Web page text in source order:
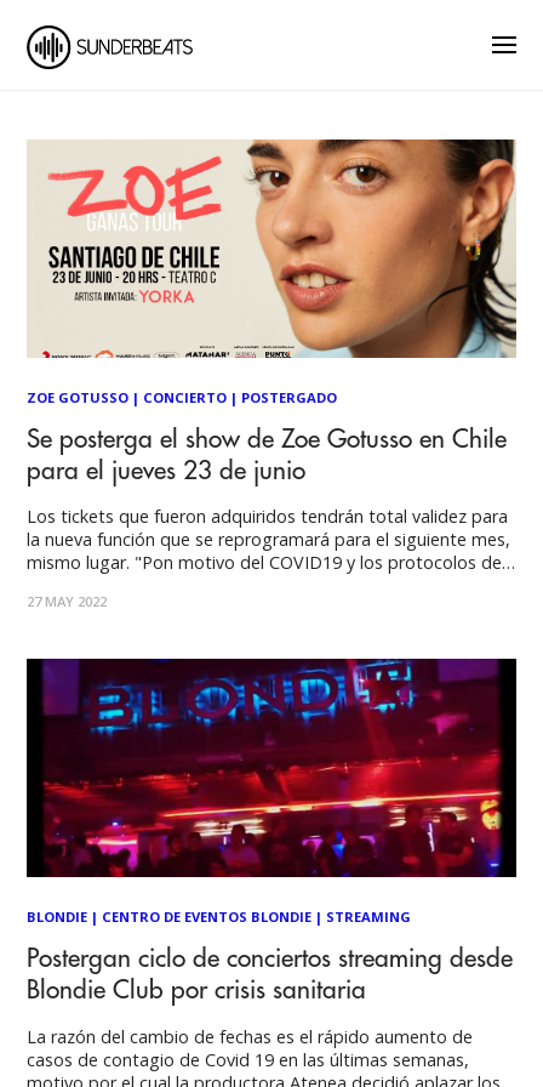
ZOE GOTUSSO | CONCIERTO | POSTERGADO
Se posterga el show de Zoe Gotusso en Chile
para el jueves 23 de junio
Los tickets que fueron adquiridos tendrán total validez para
la nueva función que se reprogramará para el siguiente mes,
mismo lugar. "Pon motivo del COVID19 y los protocolos de
Zoe Gotusso previsto este sábado 28 de mayo será
27 MAY 2022
BLONDIE | CENTRO DE EVENTOS BLONDIE | STREAMING
Postergan ciclo de conciertos streaming desde
Blondie Club por crisis sanitaria
La razón del cambio de fechas es el rápido aumento de
casos de contagio de Covid 19 en las últimas semanas,